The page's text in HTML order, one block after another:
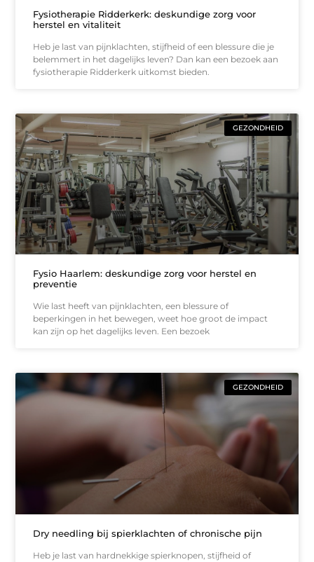
Fysiotherapie Ridderkerk: deskundige zorg voor
herstel en vitaliteit
Heb je last van pijnklachten, stijfheid of een blessure die je
belemmert in het dagelijks leven? Dan kan een bezoek aan
fysiotherapie Ridderkerk uitkomst bieden.
GEZONDHEID
Fysio Haarlem: deskundige zorg voor herstel en
preventie
Wie last heeft van pijnklachten, een blessure of
beperkingen in het bewegen, weet hoe groot de impact
kan zijn op het dagelijks leven. Een bezoek
GEZONDHEID
Dry needling bij spierklachten of chronische pijn
Heb je last van hardnekkige spierknopen, stijfheid of